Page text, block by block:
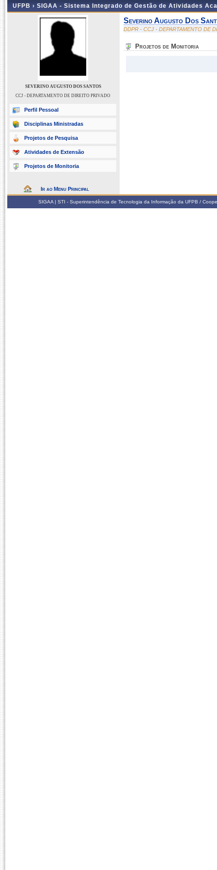
UFPB › SIGAA - Sistema Integrado de Gestão de Atividades
SEVERINO AUGUSTO DOS SANTOS
CCJ - DEPARTAMENTO DE DIREITO PRIVADO
Perfil Pessoal
Disciplinas Ministradas
Projetos de Pesquisa
Atividades de Extensão
Projetos de Monitoria
Ir ao Menu Principal
Severino Augusto Dos
DDPR - CCJ - DEPARTAMENTO DE
Projetos de Monitoria
SIGAA | STI - Superintendência de Tecnologia da Informação da UFPB /